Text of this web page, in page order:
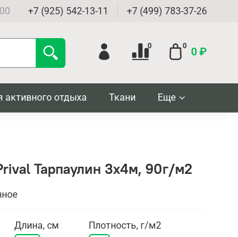
+7 (925) 542-13-11 +7 (499) 783-37-26
0 0 0 ₽
отдыха Ткани Еще
Тарпаулин 3х4м, 90г/м2
Длина, см Плотность, г/м2